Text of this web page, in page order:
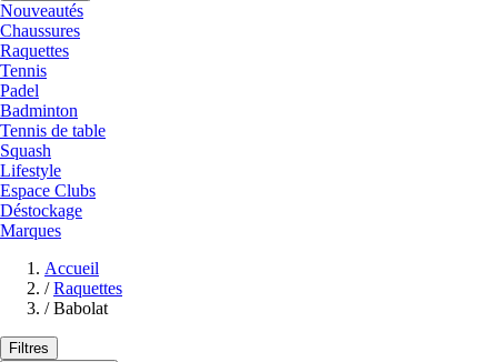
Nouveautés
Chaussures
Raquettes
Tennis
Padel
Badminton
Tennis de table
Squash
Lifestyle
Espace Clubs
Déstockage
Marques
Accueil
/ Raquettes
/ Babolat
Filtres